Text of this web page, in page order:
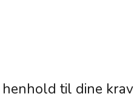
til dine krav